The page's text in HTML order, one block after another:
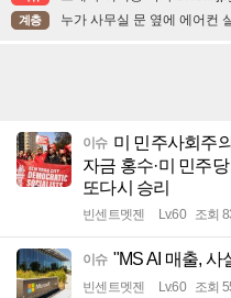
계층 누가 사무실 문 옆에 에어컨
이슈 미 민주사회주
자금 홍수·미 민주
또다시 승리
빈센트멧젠 Lv.60 조회
이슈 "MS AI 매출, 사
빈센트멧젠 Lv.60 조회